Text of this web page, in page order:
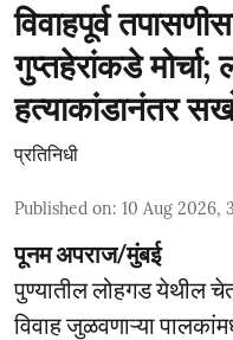
विवाहपूर्व
गुप्तहेरांकडे
हत्याकांडानंतर
प्रतिनिधी
Published on: 10 Aug 2026,
पूनम अपराज/मुंबई
पुण्यातील लोहगड येथील
विवाह जुळवणाऱ्या